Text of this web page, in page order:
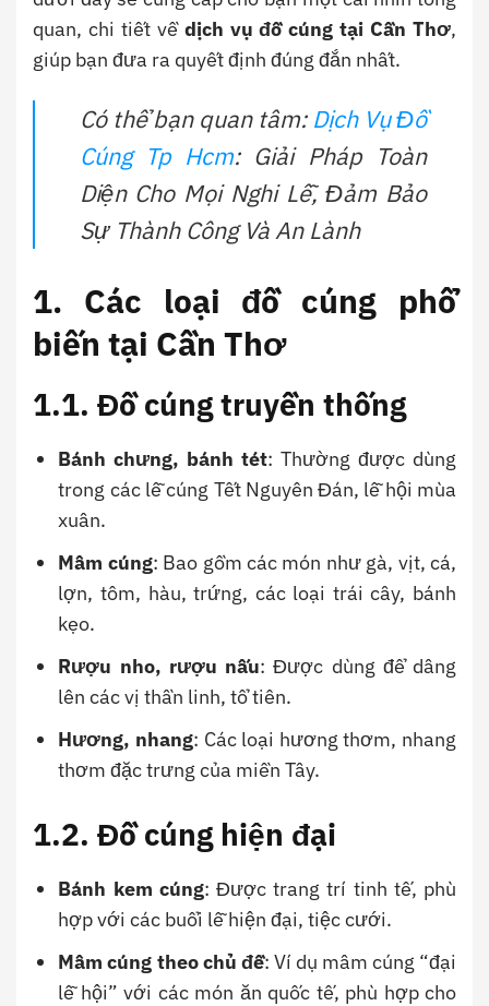
quan, chi tiết về dịch vụ đồ cúng tại Cần Thơ,
giúp bạn đưa ra quyết định đúng đắn nhất.
Có thể bạn quan tâm: Dịch Vụ Đồ
Cúng Tp Hcm: Giải Pháp Toàn
Diện Cho Mọi Nghi Lễ, Đảm Bảo
Sự Thành Công Và An Lành
1. Các loại đồ cúng phổ
biến tại Cần Thơ
1.1. Đồ cúng truyền thống
Bánh chưng, bánh tét: Thường được dùng
trong các lễ cúng Tết Nguyên Đán, lễ hội mùa
xuân.
Mâm cúng: Bao gồm các món như gà, vịt, cá,
lợn, tôm, hàu, trứng, các loại trái cây, bánh
kẹo.
Rượu nho, rượu nấu: Được dùng để dâng
lên các vị thần linh, tổ tiên.
Hương, nhang: Các loại hương thơm, nhang
thơm đặc trưng của miền Tây.
1.2. Đồ cúng hiện đại
Bánh kem cúng: Được trang trí tinh tế, phù
hợp với các buổi lễ hiện đại, tiệc cưới.
Mâm cúng theo chủ đề: Ví dụ mâm cúng “đại
lễ hội” với các món ăn quốc tế, phù hợp cho